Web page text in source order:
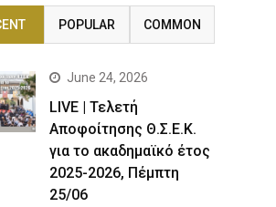
POPULAR COMMON
June 24, 2026
LIVE | Τελετή
Αποφοίτησης Θ.Σ.Ε.Κ.
για το ακαδημαϊκό έτος
2025-2026, Πέμπτη
25/06